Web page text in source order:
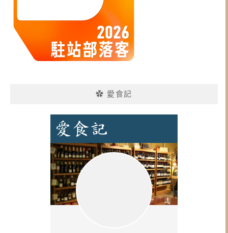
✿ 愛食記